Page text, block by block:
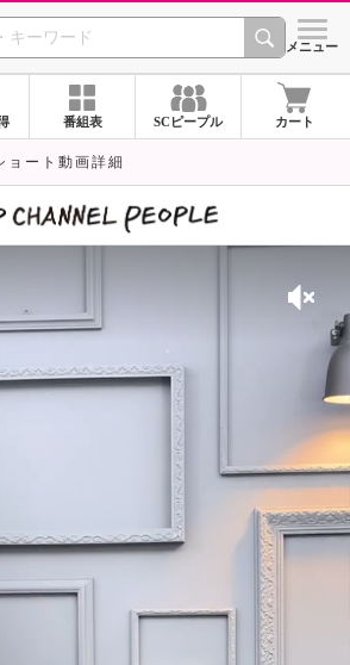
CHANNEL シメニュー
番組表 SCピープル カート
ョート動画詳細